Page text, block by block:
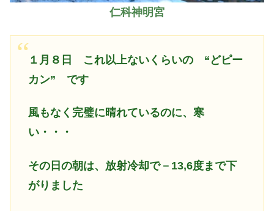
仁科神明宮
１月８日 これ以上ないくらいの
“どピー
カン” です
風もなく完璧に晴れているのに、寒
い・・・
その日の朝は、放射冷却で－13,6度まで下
がりました